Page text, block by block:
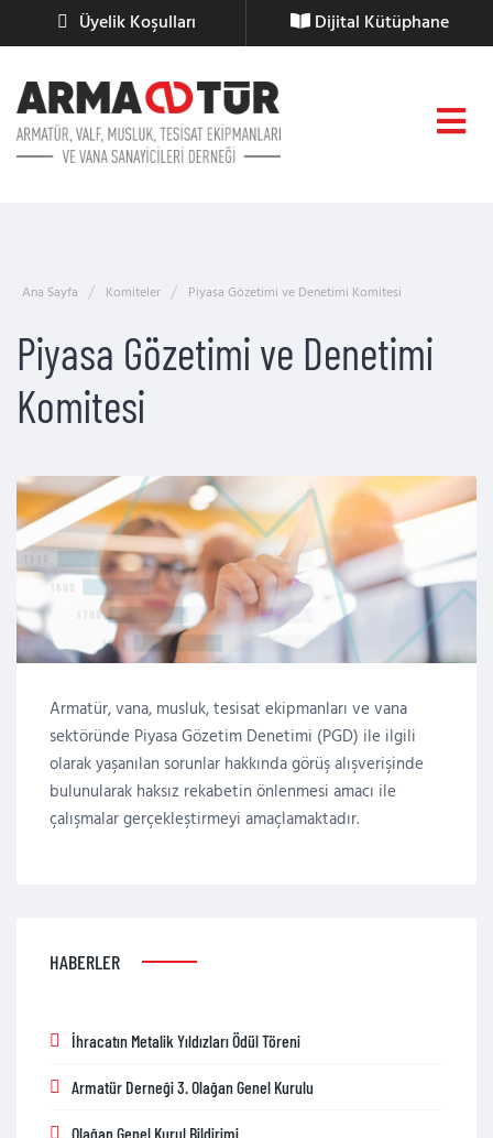
Üyelik Koşulları Dijital Kütüphane
Ana Sayfa Komiteler Piyasa Gözetimi ve Denetimi Komitesi
Piyasa Gözetimi ve Denetimi
Komitesi
Armatür, vana, musluk, tesisat ekipmanları ve vana
sektöründe Piyasa Gözetim Denetimi (PGD) ile ilgili
olarak yaşanılan sorunlar hakkında görüş alışverişinde
bulunularak haksız rekabetin önlenmesi amacı ile
çalışmalar gerçekleştirmeyi amaçlamaktadır.
HABERLER
İhracatın Metalik Yıldızları Ödül Töreni
Armatür Derneği 3. Olağan Genel Kurulu
Olağan Genel Kurul Bildirimi